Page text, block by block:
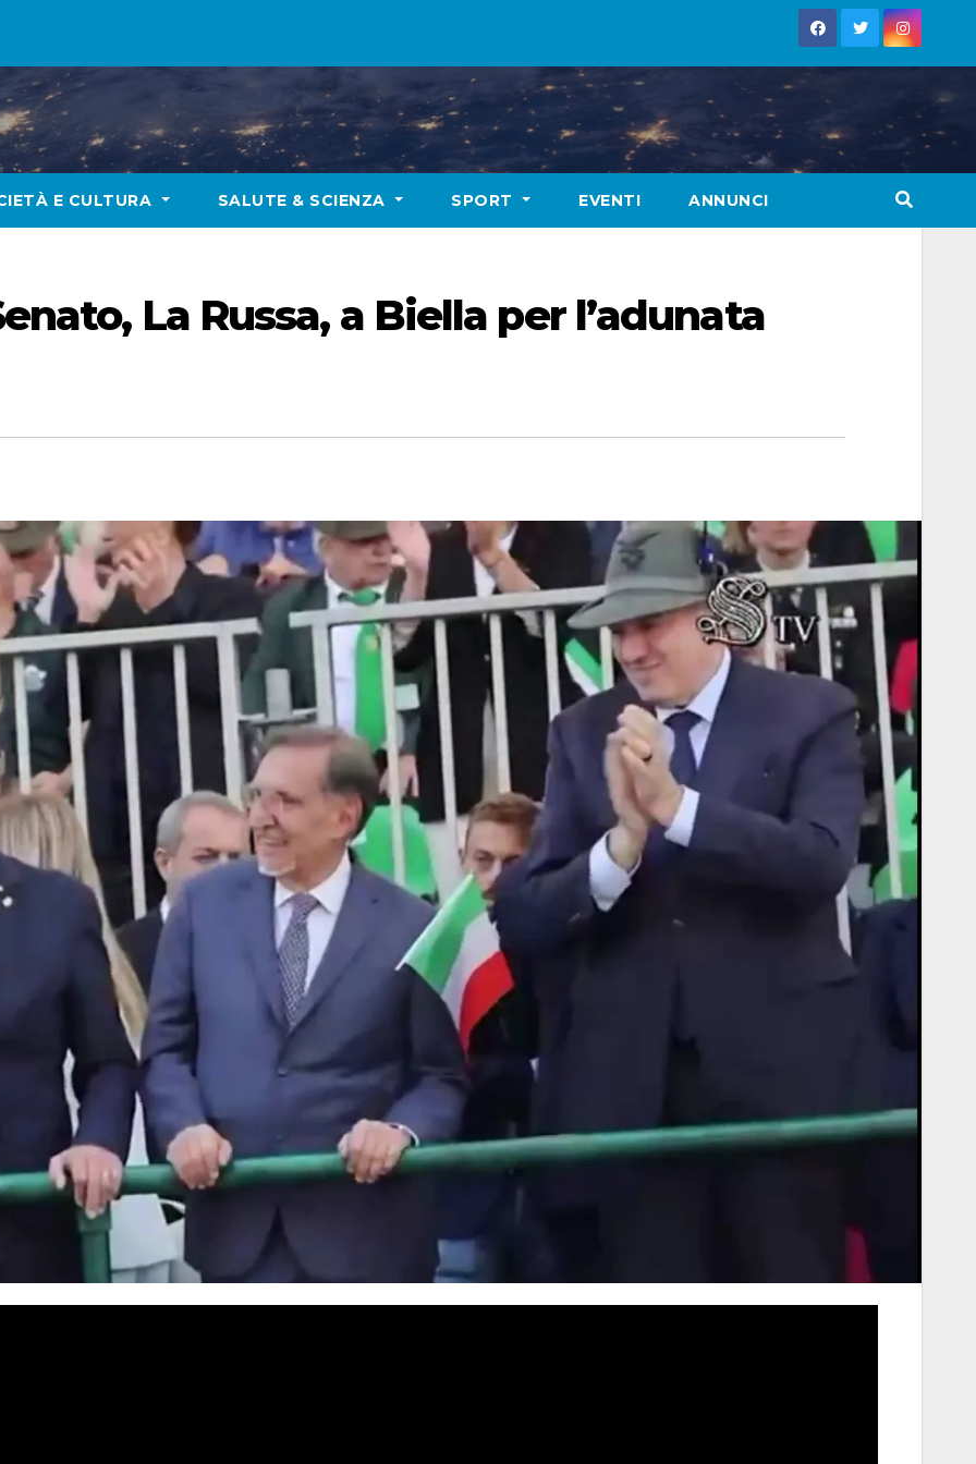
E CULTURA SALUTE & SCIENZA SPORT EVENTI ANNUNCI
La Russa, a Biella per l’adunata